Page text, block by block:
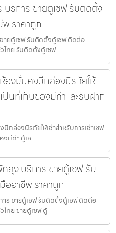
บริการ ขายตู้เซฟ รับติดตั้ง
ราคาถูก
ายตู้เซฟ รับติดตั้งตู้เซฟ ติดต่อ
ไทย รับติดตั้งตู้เซฟ
องมั่นคงมีกล่องนิรภัยให้
เป็นที่เก็บของมีค่าและรับฝาก
กล่องนิรภัยให้เช่าสำหรับการเช่าเซฟ
งมีค่า ตู้เซ
ลุง บริการ ขายตู้เซฟ รับ
อาชีพ ราคาถูก
ร ขายตู้เซฟ รับติดตั้งตู้เซฟ ติดต่อ
ทย ขายตู้เซฟ ตู้